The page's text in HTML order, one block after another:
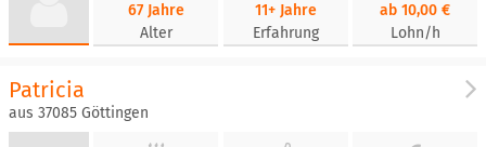
67 Jahre
Alter
11+ Jahre
Erfahrung
ab 10,00 €
Lohn/h
Patricia
aus 37085 Göttingen